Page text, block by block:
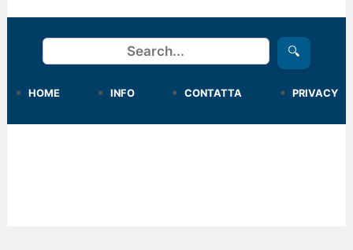
Cerca 🔍
HOME INFO CONTATTA PRIVACY